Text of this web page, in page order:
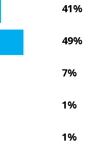
41%
49%
7%
1%
1%